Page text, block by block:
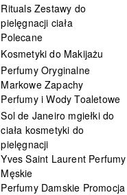
Rituals Zestawy do
pielęgnacji ciała
Polecane
Kosmetyki do Makijażu
Perfumy Oryginalne
Markowe Zapachy
Perfumy i Wody Toaletowe
Sol de Janeiro mgiełki do
ciała kosmetyki do
pielęgnacji
Yves Saint Laurent Perfumy
Męskie
Perfumy Damskie Promocja